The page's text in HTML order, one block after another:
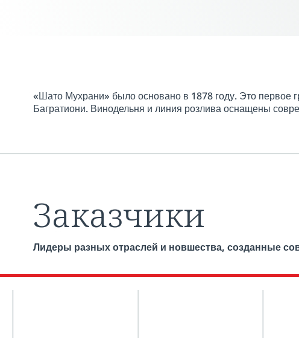
«Шато Мухрани» было основано в 1878 году. Это первое
Багратиони. Винодельня и линия розлива оснащены
Заказчики
Лидеры разных отраслей и новшества, созданные